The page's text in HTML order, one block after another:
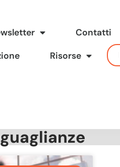
Contatti
Risorse